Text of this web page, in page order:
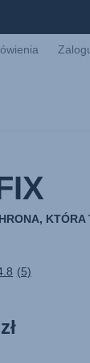
KTÓRA
Czytaj
(5)